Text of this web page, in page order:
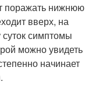
поражать нижнюю
вверх, на
симптомы
можно увидеть
начинает